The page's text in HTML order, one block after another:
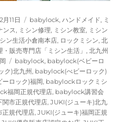
11日
カ
テ
ゴ
リ
ー
babylock,ハンドメイド, ミ
ンス, ミシン修理, ミシン教室, ミシン
ン生活小倉南本店, ロックミシン,北
・販売専門店「ミシン生活」,北九州
タ
グ
babylock, babylock(ベビーロ
ク)北九州, babylock(べビーロック)
ロック)福岡, babylockロックミシ
福岡正規代理店, babylock講習会
関市正規代理店,JUKI(ジューキ)北九
正規代理店,JUKI(ジューキ)福岡正規